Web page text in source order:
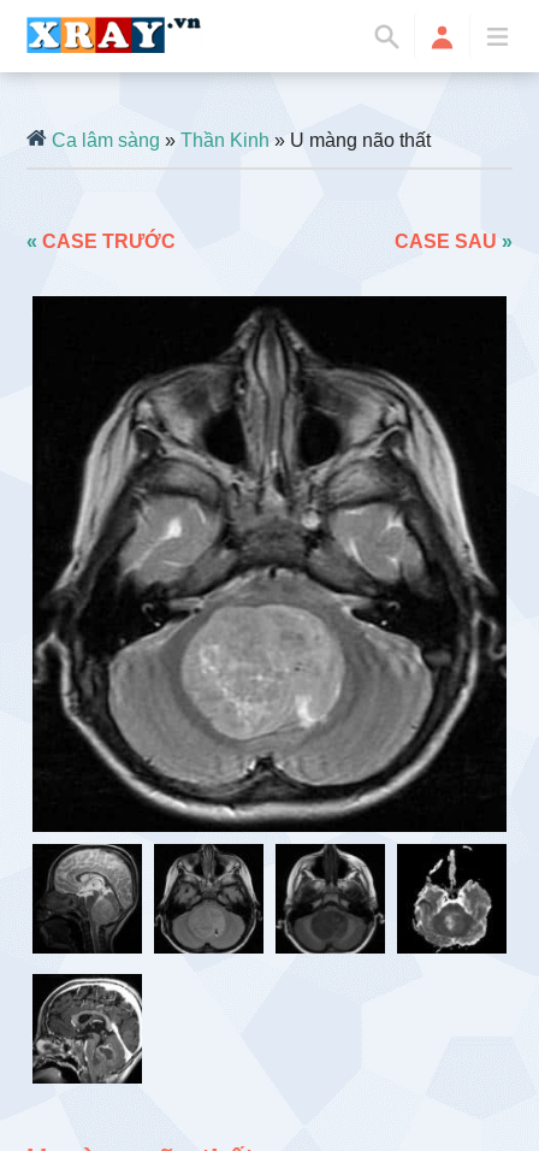
Ca lâm sàng »Thần Kinh » U màng não thất
«CASE TRƯỚC CASE SAU »